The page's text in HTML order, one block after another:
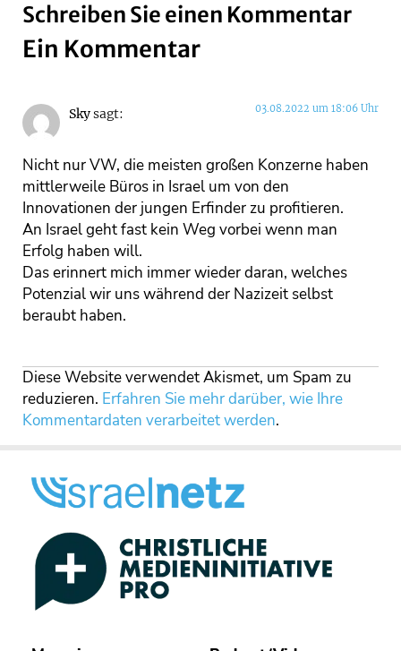
Schreiben Sie einen Kommentar
Ein Kommentar
Skysagt: 03.08.2022 um 18:06 Uhr
Nicht nur VW, die meisten großen Konzerne haben
mittlerweile Büros in Israel um von den
Innovationen der jungen Erfinder zu profitieren.
An Israel geht fast kein Weg vorbei wenn man
Erfolg haben will.
Das erinnert mich immer wieder daran, welches
Potenzial wir uns während der Nazizeit selbst
beraubt haben.
Diese Website verwendet Akismet, um Spam zu
reduzieren. Erfahren Sie mehr darüber, wie Ihre
Kommentardaten verarbeitet werden.